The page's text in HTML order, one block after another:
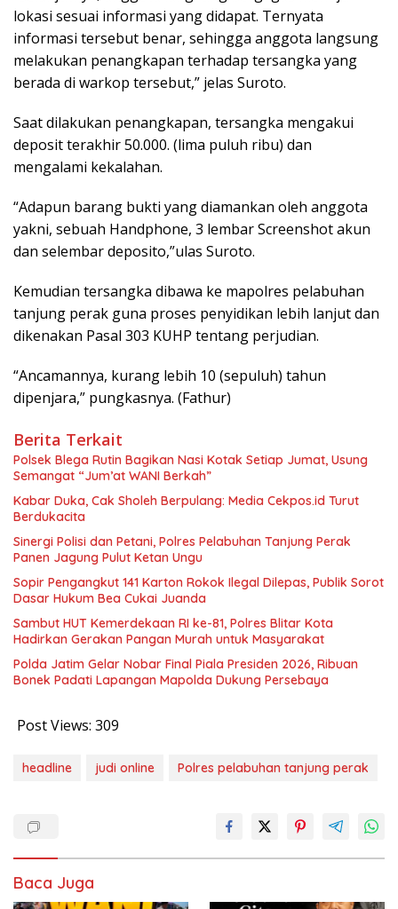
lokasi sesuai informasi yang didapat. Ternyata
informasi tersebut benar, sehingga anggota langsung
melakukan penangkapan terhadap tersangka yang
berada di warkop tersebut,” jelas Suroto.
Saat dilakukan penangkapan, tersangka mengakui
deposit terakhir 50.000. (lima puluh ribu) dan
mengalami kekalahan.
“Adapun barang bukti yang diamankan oleh anggota
yakni, sebuah Handphone, 3 lembar Screenshot akun
dan selembar deposito,”ulas Suroto.
Kemudian tersangka dibawa ke mapolres pelabuhan
tanjung perak guna proses penyidikan lebih lanjut dan
dikenakan Pasal 303 KUHP tentang perjudian.
“Ancamannya, kurang lebih 10 (sepuluh) tahun
dipenjara,” pungkasnya. (Fathur)
Berita Terkait
Polsek Blega Rutin Bagikan Nasi Kotak Setiap Jumat, Usung
Semangat “Jum’at WANI Berkah”
Kabar Duka, Cak Sholeh Berpulang: Media Cekpos.id Turut
Berdukacita
Sinergi Polisi dan Petani, Polres Pelabuhan Tanjung Perak
Panen Jagung Pulut Ketan Ungu
Sopir Pengangkut 141 Karton Rokok Ilegal Dilepas, Publik Sorot
Dasar Hukum Bea Cukai Juanda
Sambut HUT Kemerdekaan RI ke-81, Polres Blitar Kota
Hadirkan Gerakan Pangan Murah untuk Masyarakat
Polda Jatim Gelar Nobar Final Piala Presiden 2026, Ribuan
Bonek Padati Lapangan Mapolda Dukung Persebaya
Post Views: 309
headline judi online Polres pelabuhan tanjung perak
Baca Juga